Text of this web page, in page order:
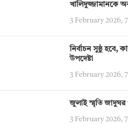
খালিদুজ্জামানকে
3 February 2026,
নির্বাচন সুষ্ঠু হবে,
উপদেষ্টা
3 February 2026,
জুলাই স্মৃতি জাদুঘর
3 February 2026,